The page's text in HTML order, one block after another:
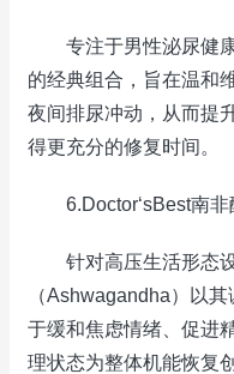
专注于男性泌尿健康
的经典组合，旨在温和
夜间排尿冲动，从而提
得更充分的修复时间。
6.Doctor‘sBest南非
针对高压生活形态设
（Ashwagandha）以
于缓和焦虑情绪、促进
理状态为整体机能恢复